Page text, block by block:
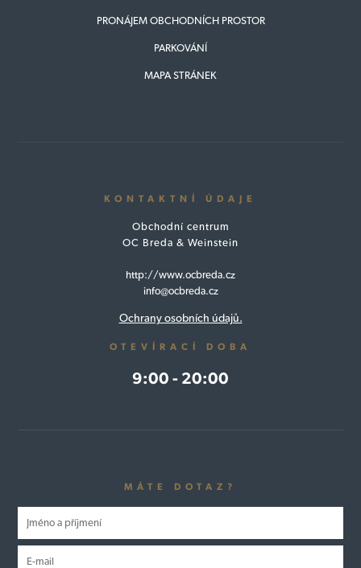
PRONÁJEM OBCHODNÍCH PROSTOR
PARKOVÁNÍ
MAPA STRÁNEK
KONTAKTNÍ ÚDAJE
Obchodní centrum
OC Breda & Weinstein
http://www.ocbreda.cz
info@ocbreda.cz
Ochrany osobních údajů.
OTEVÍRACÍ DOBA
9:00 - 20:00
MÁTE DOTAZ?